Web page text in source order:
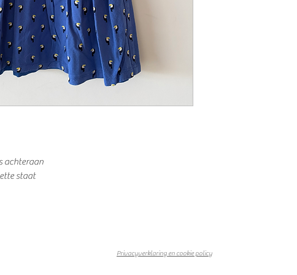
achteraan
staat
Privacyverklaring en cookie policy